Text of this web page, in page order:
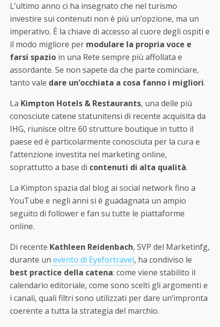
L’ultimo anno ci ha insegnato che nel turismo
investire sui contenuti non è più un’opzione, ma un
imperativo. È la chiave di accesso al cuore degli ospiti e
il modo migliore per modulare la propria voce e
farsi spazio in una Rete sempre più affollata e
assordante. Se non sapete da che parte cominciare,
tanto vale dare un’occhiata a cosa fanno i migliori.
La Kimpton Hotels & Restaurants, una delle più
conosciute catene statunitensi di recente acquisita da
IHG, riunisce oltre 60 strutture boutique in tutto il
paese ed è particolarmente conosciuta per la cura e
l’attenzione investita nel marketing online,
soprattutto a base di contenuti di alta qualità.
La Kimpton spazia dal blog ai social network fino a
YouTube e negli anni si è guadagnata un ampio
seguito di follower e fan su tutte le piattaforme
online.
Di recente Kathleen Reidenbach, SVP del Marketinfg,
durante un evento di Eyefortravel, ha condiviso le
best practice della catena: come viene stabilito il
calendario editoriale, come sono scelti gli argomenti e
i canali, quali filtri sono utilizzati per dare un’impronta
coerente a tutta la strategia del marchio.